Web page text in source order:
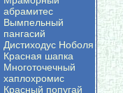
абрамитес
Вымпельный
пангасий
Дистиходус Ноболя
Красная шапка
Многоточечный
хаплохромис
Красный попугай